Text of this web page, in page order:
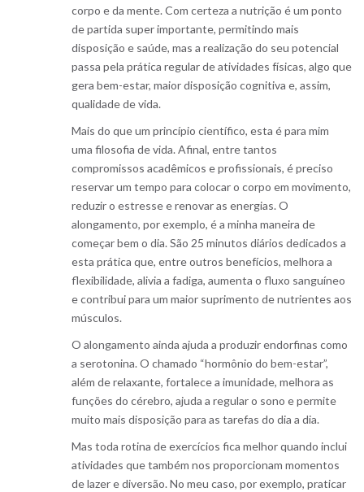
corpo e da mente. Com certeza a nutrição é um ponto
de partida super importante, permitindo mais
disposição e saúde, mas a realização do seu potencial
passa pela prática regular de atividades físicas, algo que
gera bem-estar, maior disposição cognitiva e, assim,
qualidade de vida.
Mais do que um princípio científico, esta é para mim
uma filosofia de vida. Afinal, entre tantos
compromissos acadêmicos e profissionais, é preciso
reservar um tempo para colocar o corpo em movimento,
reduzir o estresse e renovar as energias. O
alongamento, por exemplo, é a minha maneira de
começar bem o dia. São 25 minutos diários dedicados a
esta prática que, entre outros benefícios, melhora a
flexibilidade, alivia a fadiga, aumenta o fluxo sanguíneo
e contribui para um maior suprimento de nutrientes aos
músculos.
O alongamento ainda ajuda a produzir endorfinas como
a serotonina. O chamado “hormônio do bem-estar”,
além de relaxante, fortalece a imunidade, melhora as
funções do cérebro, ajuda a regular o sono e permite
muito mais disposição para as tarefas do dia a dia.
Mas toda rotina de exercícios fica melhor quando inclui
atividades que também nos proporcionam momentos
de lazer e diversão. No meu caso, por exemplo, praticar